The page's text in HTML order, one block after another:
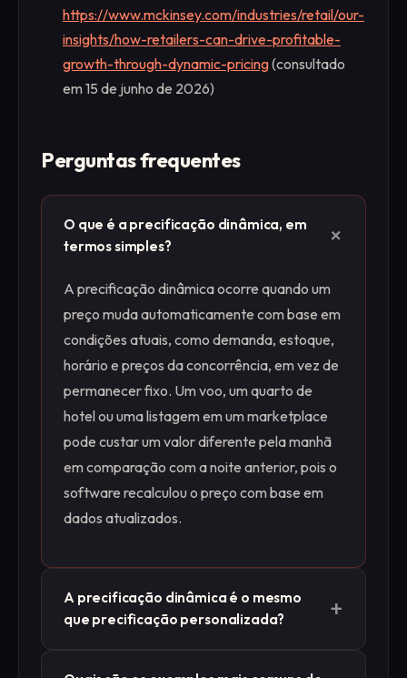
https://www.mckinsey.com/industries/retail/our-
insights/how-retailers-can-drive-profitable-
growth-through-dynamic-pricing(consultado
em 15 de junho de 2026)
Perguntas frequentes
O que é a precificação dinâmica, em
termos simples?
+
A precificação dinâmica ocorre quando um
preço muda automaticamente com base em
condições atuais, como demanda, estoque,
horário e preços da concorrência, em vez de
permanecer fixo. Um voo, um quarto de
hotel ou uma listagem em um marketplace
pode custar um valor diferente pela manhã
em comparação com a noite anterior, pois o
software recalculou o preço com base em
dados atualizados.
A precificação dinâmica é o mesmo
que precificação personalizada?
+